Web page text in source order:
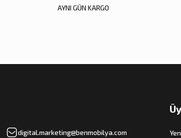
AYNI GÜN KARGO
digital.marketing@benmobilya.com